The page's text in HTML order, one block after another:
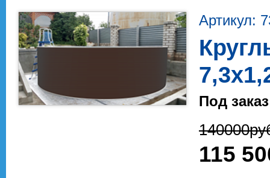
Артикул:
Под заказ
140000
115